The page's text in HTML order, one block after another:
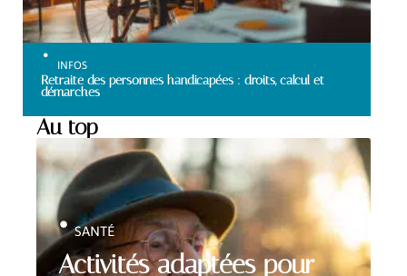
INFOS
Retraite des personnes handicapées : droits, calcul et
démarches
Au top
Activités adaptées pour
SANTÉ